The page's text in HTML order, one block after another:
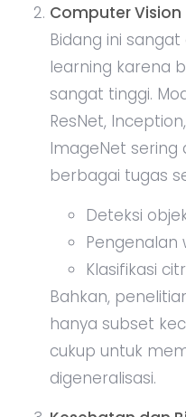
Computer Vision
Bidang ini
learning karena
sangat tinggi.
ResNet,
ImageNet sering
berbagai tugas
Deteksi
Pengenalan
Klasifikasi
Bahkan,
hanya subset
cukup untuk
digeneralisasi.